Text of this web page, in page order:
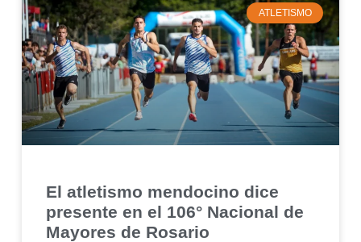
ATLETISMO
El atletismo mendocino dice
presente en el 106° Nacional de
Mayores de Rosario